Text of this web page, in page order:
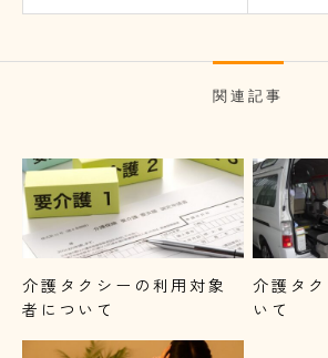
関連記事
介護タクシーの利用対象
者について
介護タ
いて